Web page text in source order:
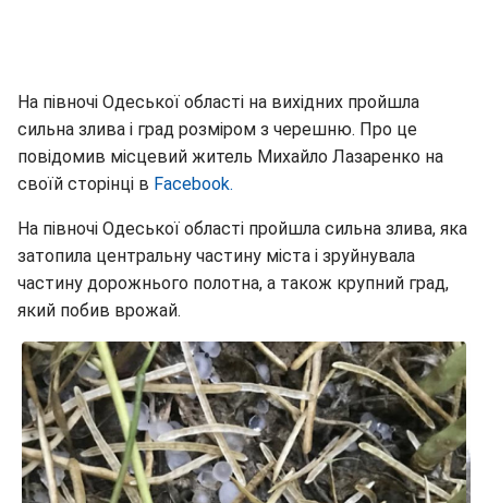
На півночі Одеської області на вихідних пройшла
сильна злива і град розміром з черешню. Про це
повідомив місцевий житель Михайло Лазаренко на
своїй сторінці в Facebook.
На півночі Одеської області пройшла сильна злива, яка
затопила центральну частину міста і зруйнувала
частину дорожнього полотна, а також крупний град,
який побив врожай.